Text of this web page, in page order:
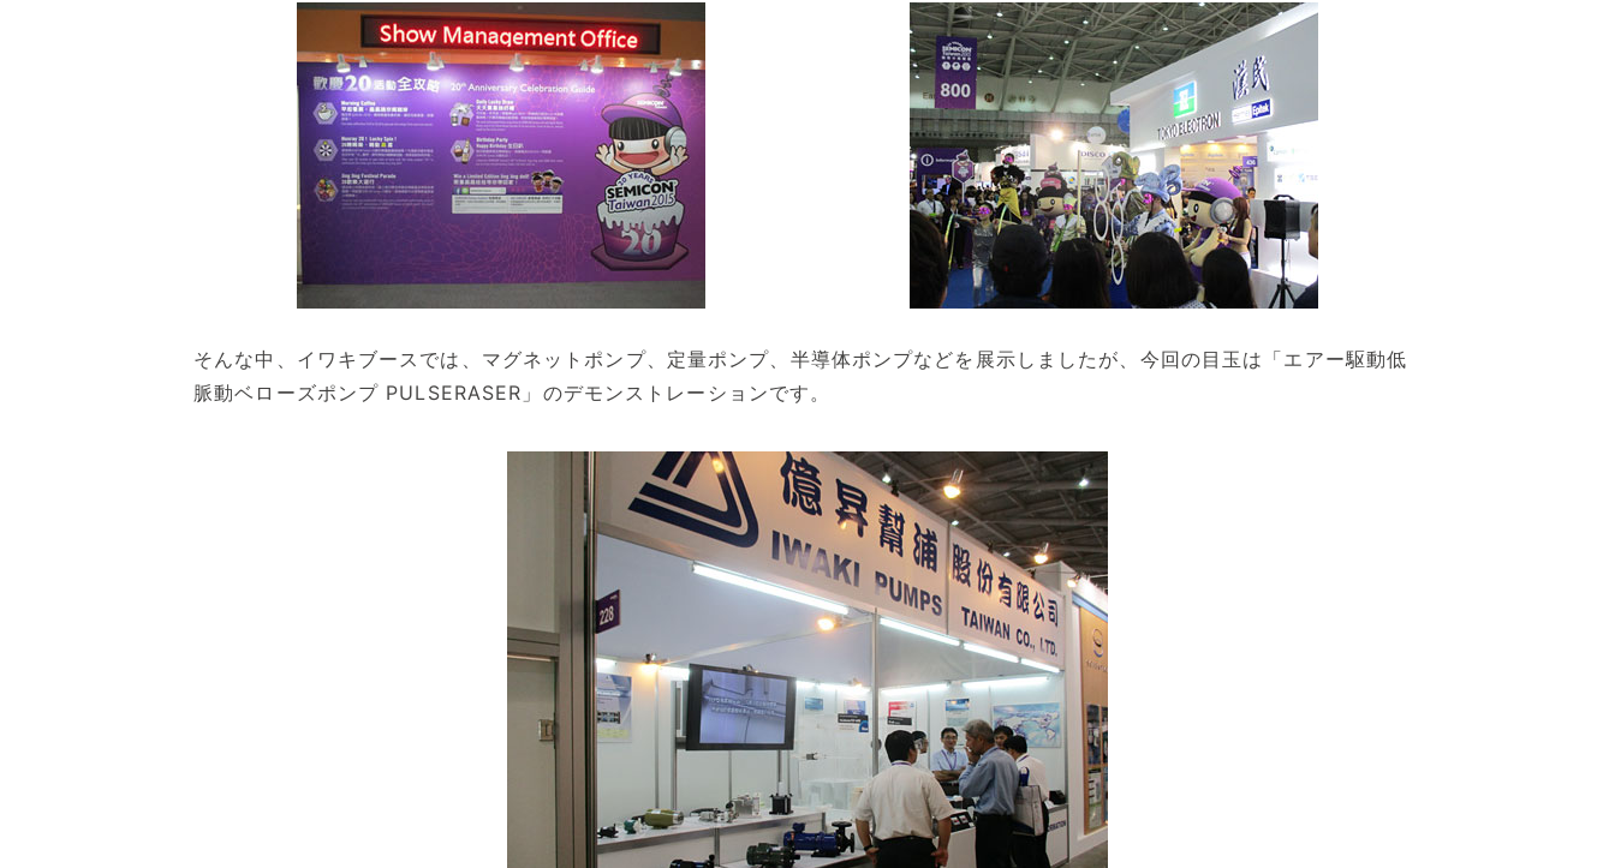
そんな中、イワキブースでは、マグネットポンプ、定量ポンプ、半導体ポンプなどを展示しましたが、今回の目玉は「エアー駆動低
脈動ベローズポンプ PULSERASER」のデモンストレーションです。